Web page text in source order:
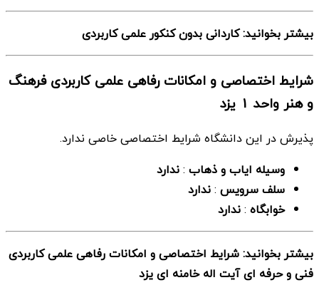
بیشتر بخوانید: کاردانی بدون کنکور علمی کاربردی
شرایط اختصاصی و امکانات رفاهی علمی کاربردی فرهنگ
و هنر واحد 1 یزد
پذیرش در این دانشگاه شرایط اختصاصی خاصی ندارد.
وسیله ایاب و ذهاب :ندارد
سلف سرویس :ندارد
خوابگاه :ندارد
بیشتر بخوانید: شرایط اختصاصی و امکانات رفاهی علمی کاربردی
فنی و حرفه ای آیت اله خامنه ای یزد